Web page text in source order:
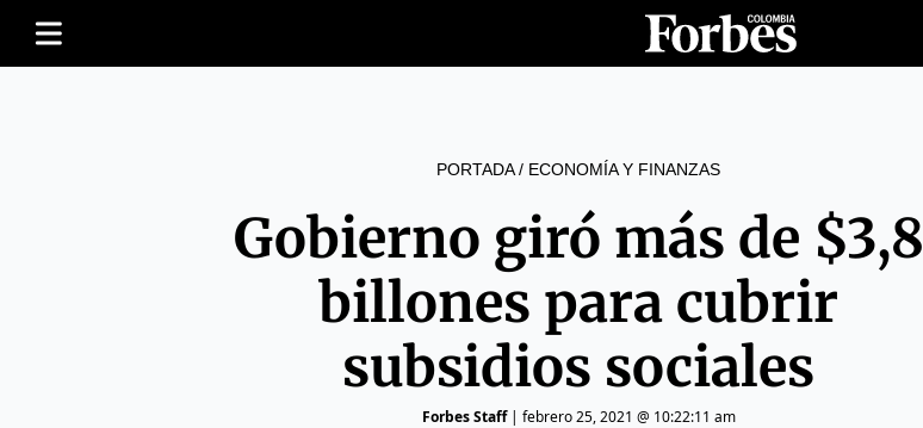
PORTADA/ ECONOMÍA Y FINANZAS
Gobierno giró más de $3,8
billones para cubrir
subsidios sociales
Forbes Staff| febrero 25, 2021 @ 10:22:11 am